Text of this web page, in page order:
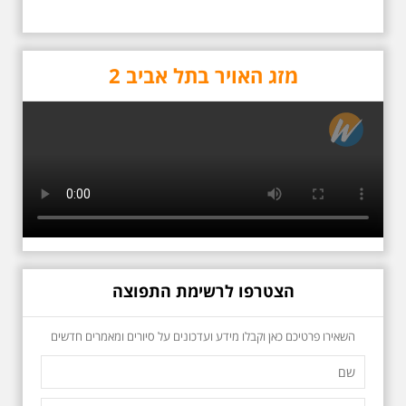
בשעה 16:00
הפיכתה של תל אביב לבירת התרבות
החלטתו של חיים נחמן ביאליק
להתיישב בתל אביב והמהלכים
העירוניים שהושפעו מכך. הסיור יהיה
בדגש התרבותיות התל אביבית של
שנות העשרים והשלושים. הבנייה
את רחובות ביאליק ואידלסון כשכל
החברה הגבוהה התל אביבית
והארצישראלית ביקשה לגור בסמיכות
מזג האויר בתל אביב 2
הצטרפו לרשימת התפוצה
השאירו פרטיכם כאן וקבלו מידע ועדכונים על סיורים ומאמרים חדשים